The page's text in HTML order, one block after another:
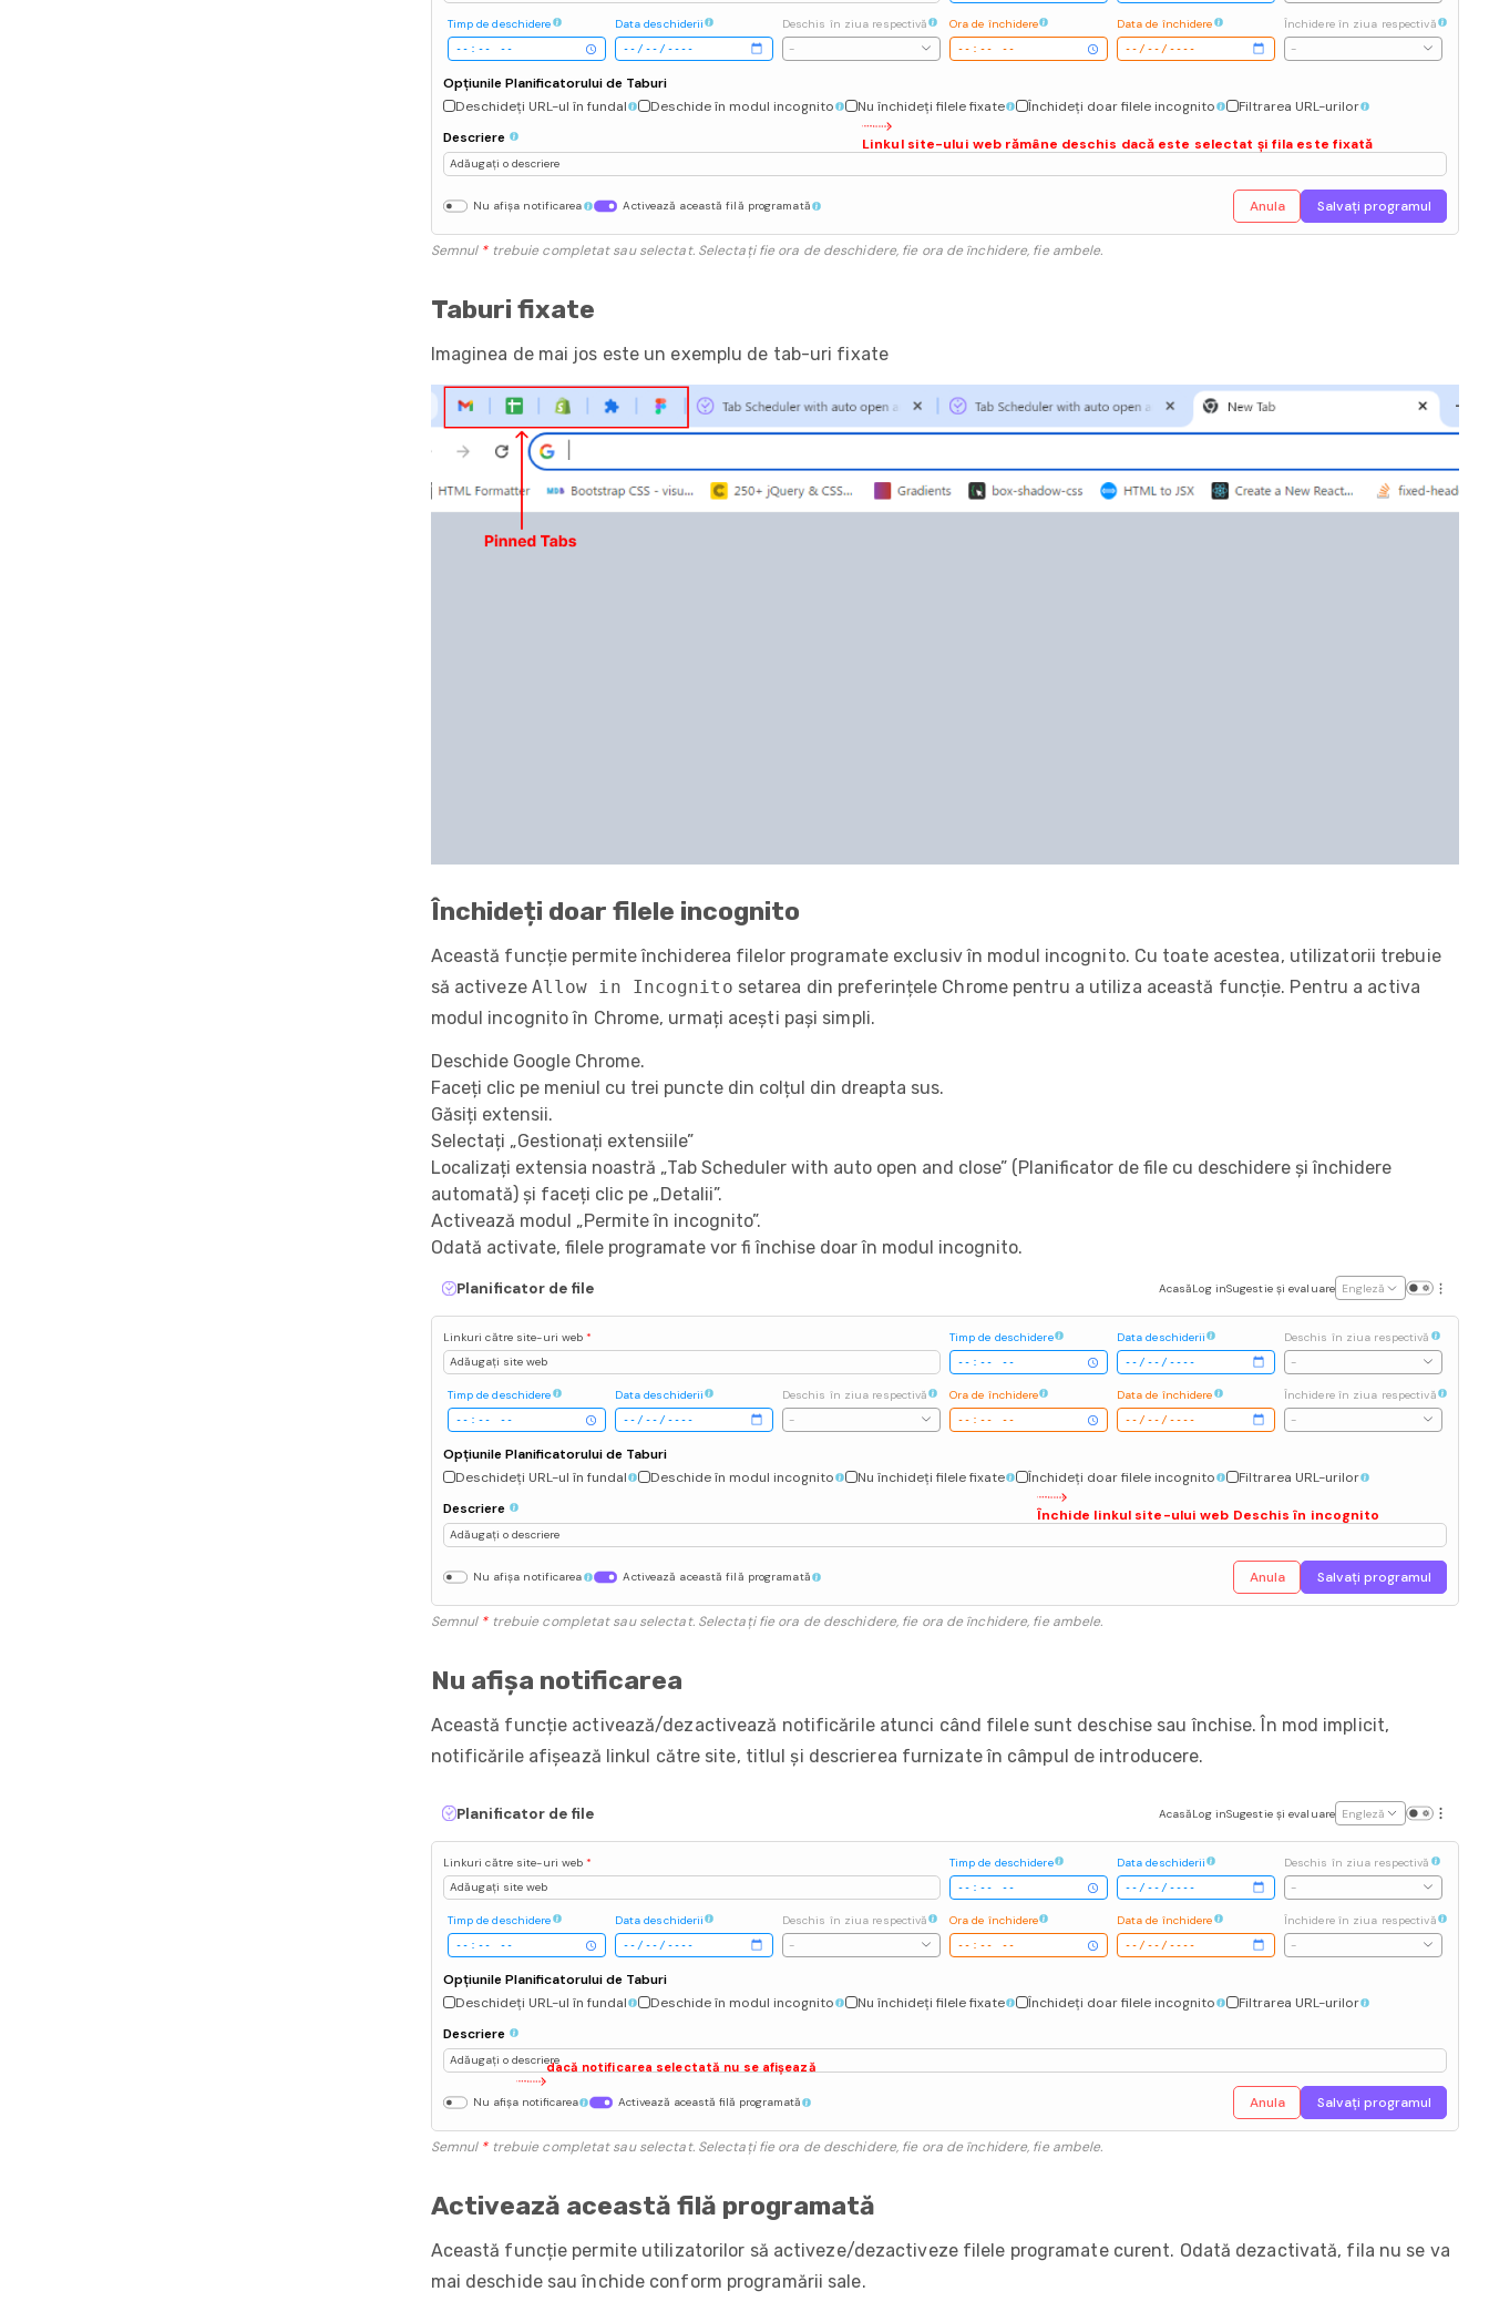
Timp de deschidere Data deschiderii
Deschis în ziua respectivă
-
Ora de închidere Data de închidere
Închidere în ziua respectivă
-
Opțiunile Planificatorului de Taburi
Deschideți URL-ul în fundal
Deschide în modul incognito Nu închideți filele fixate
Linkul site-ului web rămâne deschis dacă este selectat și fila este fixată
Închideți doar filele incognito
Filtrarea URL-urilor
Descriere
Adăugați o descriere
Nu afișa notificarea Activează această filă programată Anula Salvați programul
Semnul *trebuie completat sau selectat. Selectați fie ora de deschidere, fie ora de închidere, fie ambele.
Taburi fixate
Imaginea de mai jos este un exemplu de tab-uri fixate
Închideți doar filele incognito
Această funcție permite închiderea filelor programate exclusiv în modul incognito. Cu toate acestea, utilizatorii trebuie
să activeze Allow in Incognito setarea din preferințele Chrome pentru a utiliza această funcție. Pentru a activa
modul incognito în Chrome, urmați acești pași simpli.
Deschide Google Chrome.
Faceți clic pe meniul cu trei puncte din colțul din dreapta sus.
Găsiți extensii.
Selectați „Gestionați extensiile”
Localizați extensia noastră „Tab Scheduler with auto open and close” (Planificator de file cu deschidere și închidere
automată) și faceți clic pe „Detalii”.
Activează modul „Permite în incognito”.
Odată activate, filele programate vor fi închise doar în modul incognito.
Planificator de file AcasăLog inSugestie și evaluare Engleză
Linkuri către site-uri web *
Adăugați site web
Timp de deschidere Data deschiderii
Deschis în ziua respectivă
-
Timp de deschidere Data deschiderii
Deschis în ziua respectivă
-
Ora de închidere Data de închidere
Închidere în ziua respectivă
-
Opțiunile Planificatorului de Taburi
Deschideți URL-ul în fundal
Deschide în modul incognito Nu închideți filele fixate Închideți doar filele incognito
Închide linkul site-ului web Deschis în incognito
Filtrarea URL-urilor
Descriere
Adăugați o descriere
Nu afișa notificarea Activează această filă programată Anula Salvați programul
Semnul *trebuie completat sau selectat. Selectați fie ora de deschidere, fie ora de închidere, fie ambele.
Nu afișa notificarea
Această funcție activează/dezactivează notificările atunci când filele sunt deschise sau închise. În mod implicit,
notificările afișează linkul către site, titlul și descrierea furnizate în câmpul de introducere.
Planificator de file AcasăLog inSugestie și evaluare Engleză
Linkuri către site-uri web *
Adăugați site web
Timp de deschidere Data deschiderii
Deschis în ziua respectivă
-
Timp de deschidere Data deschiderii
Deschis în ziua respectivă
-
Ora de închidere Data de închidere
Închidere în ziua respectivă
-
Opțiunile Planificatorului de Taburi
Deschideți URL-ul în fundal
Deschide în modul incognito Nu închideți filele fixate Închideți doar filele incognito
Filtrarea URL-urilor
Descriere
Adăugați o descriere
Nu afișa notificarea
dacă notificarea selectată nu se afișează
Activează această filă programată Anula Salvați programul
Semnul *trebuie completat sau selectat. Selectați fie ora de deschidere, fie ora de închidere, fie ambele.
Activează această filă programată
Această funcție permite utilizatorilor să activeze/dezactiveze filele programate curent. Odată dezactivată, fila nu se va
mai deschide sau închide conform programării sale.